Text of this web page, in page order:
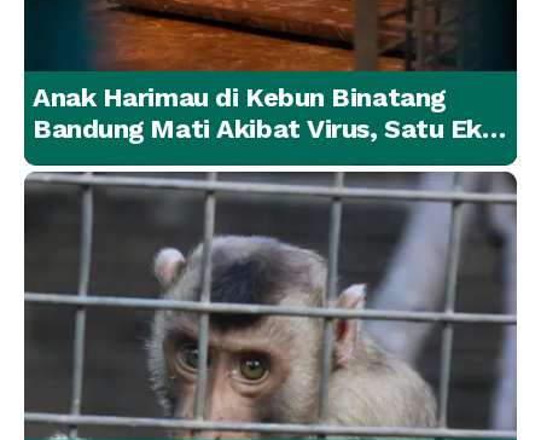
Anak Harimau di Kebun Binatang
Bandung Mati Akibat Virus, Satu Ekor
Lainnya Berangsur Membaik